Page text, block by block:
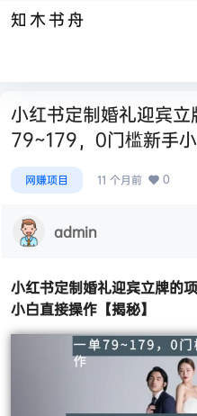
知木书舟
小红书定制婚礼迎宾
79~179，0门槛新手小
网赚项目 11 个月前 0
admin
小红书定制婚礼迎宾立牌的
小白直接操作【揭秘】